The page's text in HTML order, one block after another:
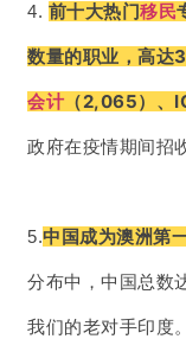
4. 前十大热门移民
数量的职业，高达
会计（2,065）、
政府在疫情期间招
5.中国成为澳洲第
分布中，中国总数
我们的老对手印度。